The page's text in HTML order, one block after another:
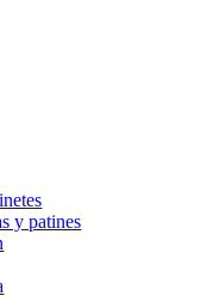
y patines